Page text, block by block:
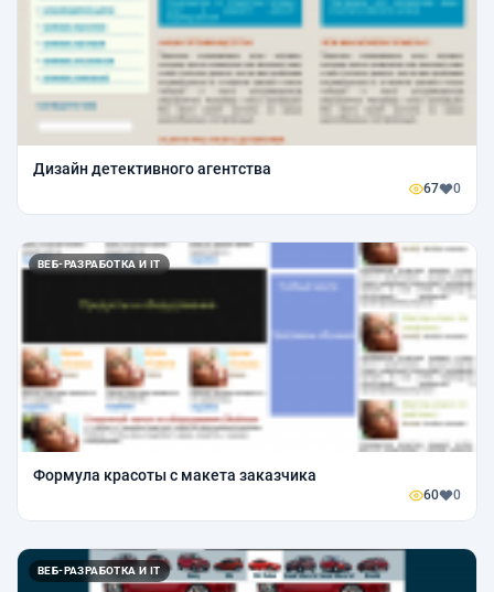
Дизайн детективного агентства
67 0
ВЕБ-РАЗРАБОТКА И IT
Формула красоты с макета заказчика
60 0
ВЕБ-РАЗРАБОТКА И IT